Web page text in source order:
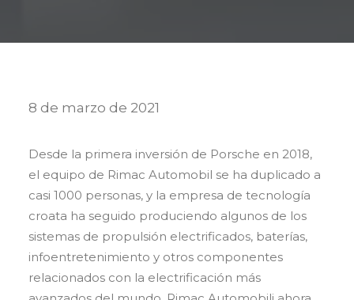
8 de marzo de 2021
Desde la primera inversión de Porsche en 2018,
el equipo de Rimac Automobil se ha duplicado a
casi 1000 personas, y la empresa de tecnología
croata ha seguido produciendo algunos de los
sistemas de propulsión electrificados, baterías,
infoentretenimiento y otros componentes
relacionados con la electrificación más